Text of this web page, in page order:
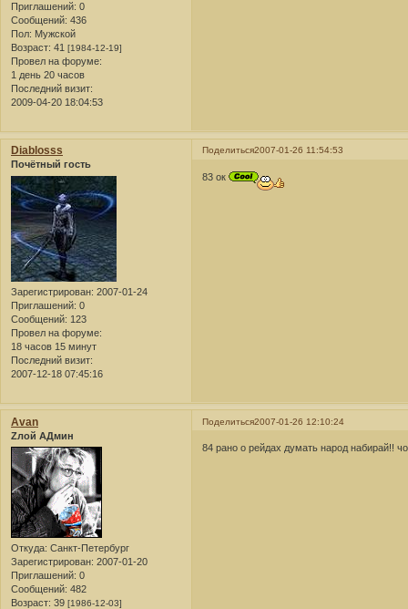
Приглашений: 0
Сообщений: 436
Пол: Мужской
Возраст: 41 [1984-12-19]
Провел на форуме:
1 день 20 часов
Последний визит:
2009-04-20 18:04:53
Поделиться2007-01-26 11:54:53
Diablosss
Почётный гость
Зарегистрирован: 2007-01-24
Приглашений: 0
Сообщений: 123
Провел на форуме:
18 часов 15 минут
Последний визит:
2007-12-18 07:45:16
83 ок
Поделиться2007-01-26 12:10:24
Avan
Zлой АДмин
Откуда: Санкт-Петербург
Зарегистрирован: 2007-01-20
Приглашений: 0
Сообщений: 482
Возраст: 39 [1986-12-03]
84 рано о рейдах думать народ набирай!!